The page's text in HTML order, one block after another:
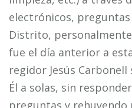
electrónicos,
Distrito,
fue el día anterior a
regidor Jesús
Él a solas, sin
preguntas y